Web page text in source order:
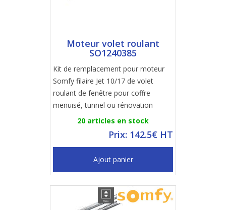
Moteur volet roulant
SO1240385
Kit de remplacement pour moteur
Somfy filaire Jet 10/17 de volet
roulant de fenêtre pour coffre
menuisé, tunnel ou rénovation
20 articles en stock
Prix: 142.5€ HT
Ajout panier